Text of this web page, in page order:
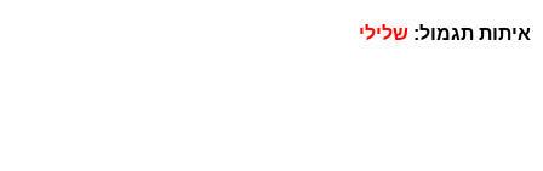
איתות תגמול: שלילי